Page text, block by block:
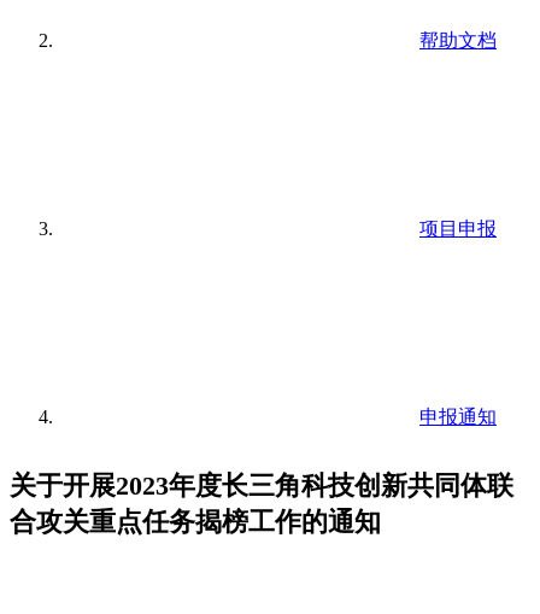
帮助文档
项目申报
申报通知
关于开展2023年度长三角科技创新共同体联
合攻关重点任务揭榜工作的通知